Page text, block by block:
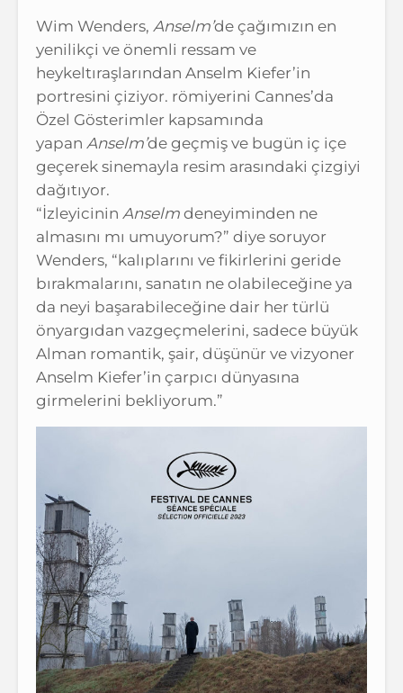
Wim Wenders, Anselm’de çağımızın en
yenilikçi ve önemli ressam ve
heykeltıraşlarından Anselm Kiefer’in
portresini çiziyor. römiyerini Cannes’da
Özel Gösterimler kapsamında
yapan Anselm’de geçmiş ve bugün iç içe
geçerek sinemayla resim arasındaki çizgiyi
dağıtıyor.
“İzleyicinin Anselm deneyiminden ne
almasını mı umuyorum?” diye soruyor
Wenders, “kalıplarını ve fikirlerini geride
bırakmalarını, sanatın ne olabileceğine ya
da neyi başarabileceğine dair her türlü
önyargıdan vazgeçmelerini, sadece büyük
Alman romantik, şair, düşünür ve vizyoner
Anselm Kiefer’in çarpıcı dünyasına
girmelerini bekliyorum.”